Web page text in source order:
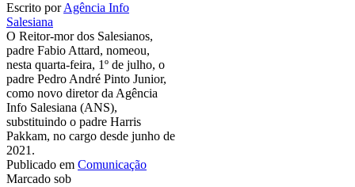
Escrito porAgência Info
Salesiana
O Reitor-mor dos Salesianos,
padre Fabio Attard, nomeou,
nesta quarta-feira, 1º de julho, o
padre Pedro André Pinto Junior,
como novo diretor da Agência
Info Salesiana (ANS),
substituindo o padre Harris
Pakkam, no cargo desde junho de
2021.
Publicado em Comunicação
Marcado sob